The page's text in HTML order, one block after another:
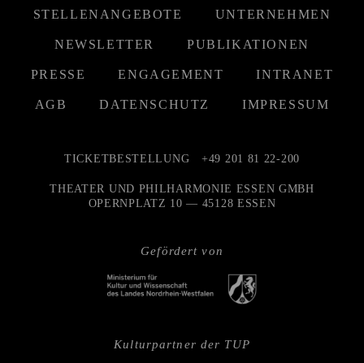
STELLENANGEBOTE UNTERNEHMEN
NEWSLETTER PUBLIKATIONEN
PRESSE ENGAGEMENT INTRANET
AGB DATENSCHUTZ IMPRESSUM
Gefördert von
TICKETBESTELLUNG +49 201 81 22-200
THEATER UND PHILHARMONIE ESSEN GMBH
OPERNPLATZ 10 — 45128 ESSEN
Kulturpartner der TUP